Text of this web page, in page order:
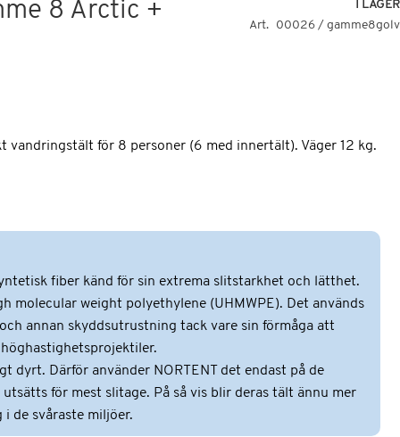
I LAGER
Art
00026 / gamme8golv
8 Arctic +
vandringstält för 8 personer (6 med innertält). Väger 12 kg.
fiber känd för sin extrema slitstarkhet och lätthet.
molecular weight polyethylene (UHMWPE). Det används
annan skyddsutrustning tack vare sin förmåga att
dyrt. Därför använder NORTENT det endast på de
för mest slitage. På så vis blir deras tält ännu mer
de svåraste miljöer.